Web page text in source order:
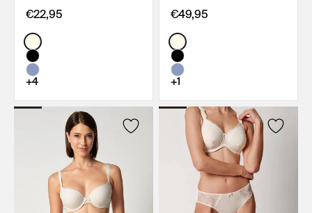
€22,95
Color:
+4
€49,95
Color:
+1